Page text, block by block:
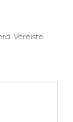
Vereiste